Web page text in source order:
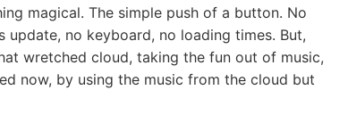
magical. The simple push of a button. No
update, no keyboard, no loading times. But,
wretched cloud, taking the fun out of music,
now, by using the music from the cloud but